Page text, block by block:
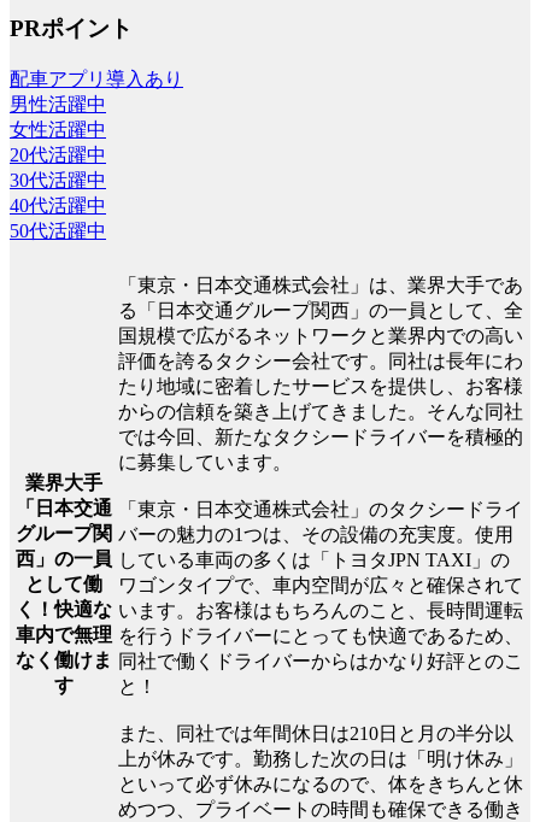
PRポイント
配車アプリ導入あり
男性活躍中
女性活躍中
20代活躍中
30代活躍中
40代活躍中
50代活躍中
業界大手
「日本交通
グループ関
西」の一員
として働
く！快適な
車内で無理
なく働けま
す
「東京・日本交通株式会社」は、業界大手であ
る「日本交通グループ関西」の一員として、全
国規模で広がるネットワークと業界内での高い
評価を誇るタクシー会社です。同社は長年にわ
たり地域に密着したサービスを提供し、お客様
からの信頼を築き上げてきました。そんな同社
では今回、新たなタクシードライバーを積極的
に募集しています。
「東京・日本交通株式会社」のタクシードライ
バーの魅力の1つは、その設備の充実度。使用
している車両の多くは「トヨタJPN TAXI」の
ワゴンタイプで、車内空間が広々と確保されて
います。お客様はもちろんのこと、長時間運転
を行うドライバーにとっても快適であるため、
同社で働くドライバーからはかなり好評とのこ
と！
また、同社では年間休日は210日と月の半分以
上が休みです。勤務した次の日は「明け休み」
といって必ず休みになるので、体をきちんと休
めつつ、プライベートの時間も確保できる働き